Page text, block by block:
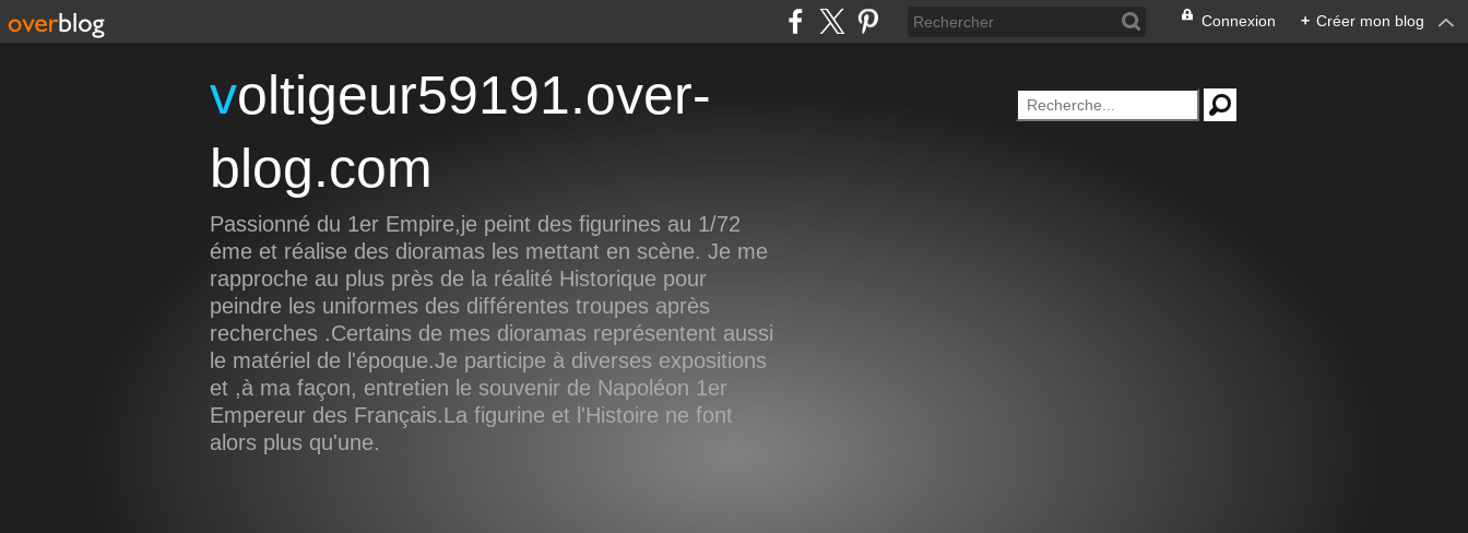
Connexion + Créer mon blog
voltigeur59191.over-
blog.com
Passionné du 1er Empire,je peint des figurines au 1/72
éme et réalise des dioramas les mettant en scène. Je me
rapproche au plus près de la réalité Historique pour
peindre les uniformes des différentes troupes après
recherches .Certains de mes dioramas représentent aussi
le matériel de l'époque.Je participe à diverses expositions
et ,à ma façon, entretien le souvenir de Napoléon 1er
Empereur des Français.La figurine et l'Histoire ne font
alors plus qu'une.